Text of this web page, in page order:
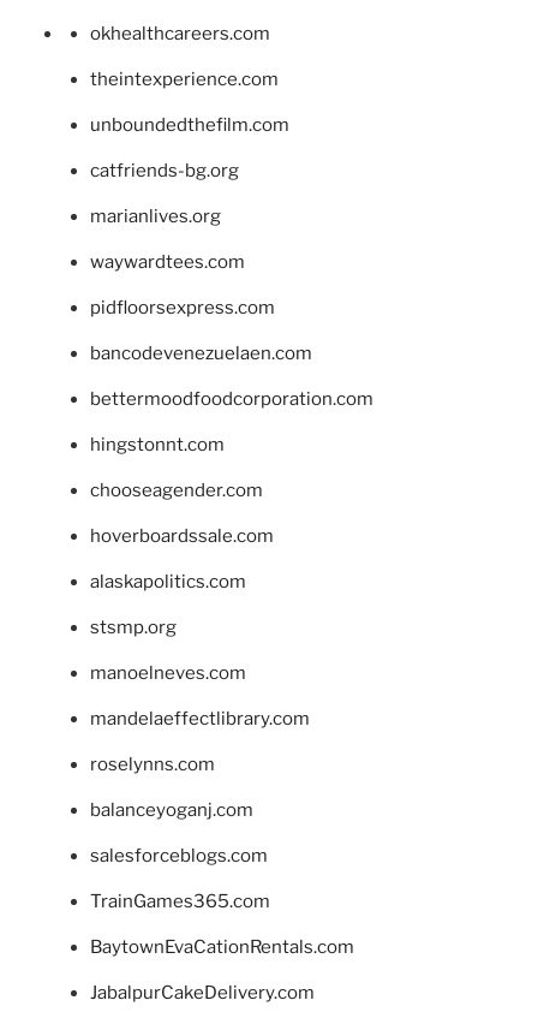
okhealthcareers.com
theintexperience.com
unboundedthefilm.com
catfriends-bg.org
marianlives.org
waywardtees.com
pidfloorsexpress.com
bancodevenezuelaen.com
bettermoodfoodcorporation.com
hingstonnt.com
chooseagender.com
hoverboardssale.com
alaskapolitics.com
stsmp.org
manoelneves.com
mandelaeffectlibrary.com
roselynns.com
balanceyoganj.com
salesforceblogs.com
TrainGames365.com
BaytownEvaCationRentals.com
JabalpurCakeDelivery.com